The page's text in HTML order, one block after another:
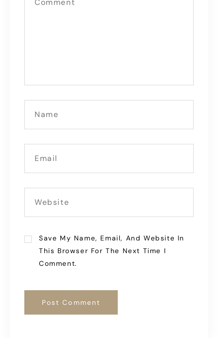
Save My Name, Email, And Website In
This Browser For The Next Time I
Comment.